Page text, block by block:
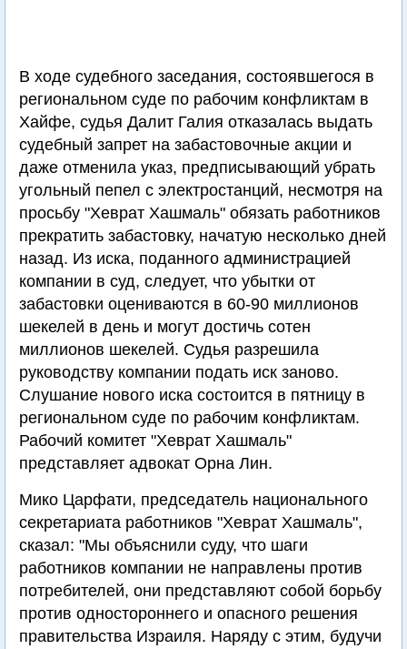
В ходе судебного заседания, состоявшегося в
региональном суде по рабочим конфликтам в
Хайфе, судья Далит Галия отказалась выдать
судебный запрет на забастовочные акции и
даже отменила указ, предписывающий убрать
угольный пепел с электростанций, несмотря на
просьбу "Хеврат Хашмаль" обязать работников
прекратить забастовку, начатую несколько дней
назад. Из иска, поданного администрацией
компании в суд, следует, что убытки от
забастовки оцениваются в 60-90 миллионов
шекелей в день и могут достичь сотен
миллионов шекелей. Судья разрешила
руководству компании подать иск заново.
Слушание нового иска состоится в пятницу в
региональном суде по рабочим конфликтам.
Рабочий комитет "Хеврат Хашмаль"
представляет адвокат Орна Лин.
Мико Царфати, председатель национального
секретариата работников "Хеврат Хашмаль",
сказал: "Мы объяснили суду, что шаги
работников компании не направлены против
потребителей, они представляют собой борьбу
против одностороннего и опасного решения
правительства Израиля. Наряду с этим, будучи